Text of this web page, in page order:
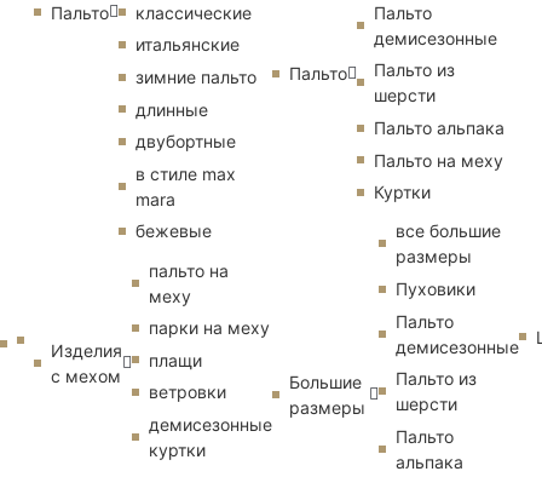
Пальто
классические
итальянские
зимние пальто
длинные
двубортные
в стиле max
mara
бежевые
Изделия
с мехом
пальто на
меху
парки на меху
плащи
ветровки
демисезонные
куртки
Пальто
Пальто
демисезонные
Пальто из
шерсти
Пальто альпака
Пальто на меху
Куртки
Большие
размеры
все большие
размеры
Пуховики
Пальто
демисезонные
Пальто из
шерсти
Пальто
альпака